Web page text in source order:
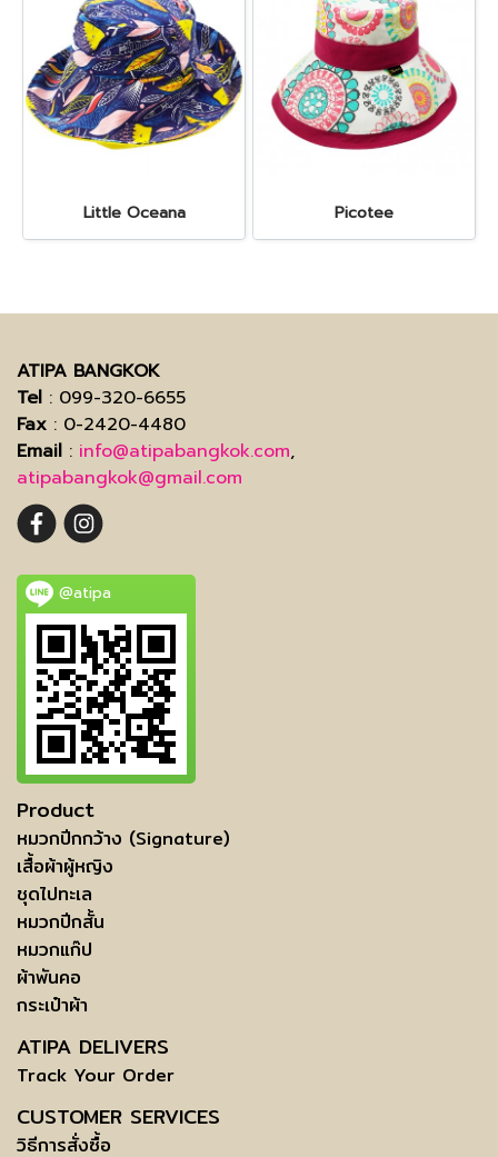
Little Oceana Picotee
ATIPA BANGKOK
Tel : 099-320-6655
Fax : 0-2420-4480
Email : info@atipabangkok.com,
atipabangkok@gmail.com
@atipa
Product
หมวกปีกกว้าง (Signature)
เสื้อผ้าผู้หญิง
ชุดไปทะเล
หมวกปีกสั้น
หมวกแก๊ป
ผ้าพันคอ
กระเป๋าผ้า
ATIPA DELIVERS
Track Your Order
CUSTOMER SERVICES
วิธีการสั่งซื้อ